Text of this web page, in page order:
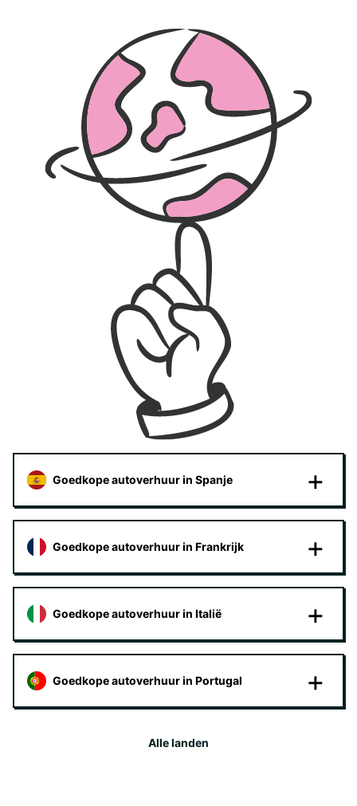
Goedkope autoverhuur in Spanje
Goedkope autoverhuur in Frankrijk
Goedkope autoverhuur in Italië
Goedkope autoverhuur in Portugal
Alle landen